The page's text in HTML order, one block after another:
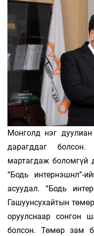
Монголд нэг
дарагддаг болсон.
мартагдаж
“Бодь интернэшнл”-
асуудал. “Бодь
Гашуунсухайтын
оруулснаар сонгон
болсон. Төмөр зам